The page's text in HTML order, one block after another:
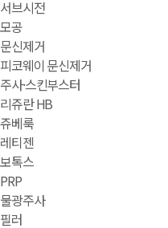
서브시전
모공
문신제거
피코웨이 문신제거
주사·스킨부스터
리쥬란 HB
쥬베룩
레티젠
보톡스
PRP
물광주사
필러